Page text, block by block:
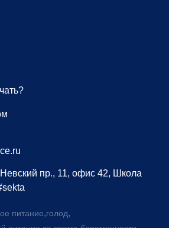
пр., 11, офис 42, Школа
питание,голод,